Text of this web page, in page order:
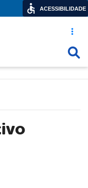
Acesso
ACESSIBILIDADE